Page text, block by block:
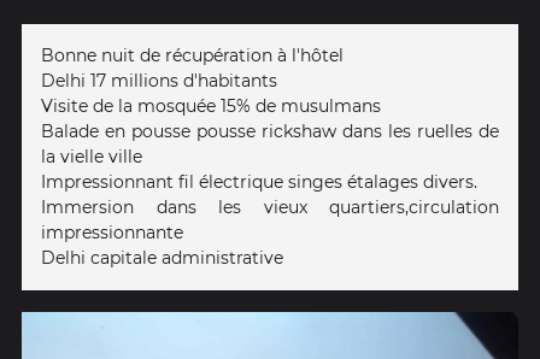
Bonne nuit de récupération à l'hôtel
Delhi 17 millions d'habitants
Visite de la mosquée 15% de musulmans
Balade en pousse pousse rickshaw dans les ruelles de
la vielle ville
Impressionnant fil électrique singes étalages divers.
Immersion dans les vieux quartiers,circulation
impressionnante
Delhi capitale administrative